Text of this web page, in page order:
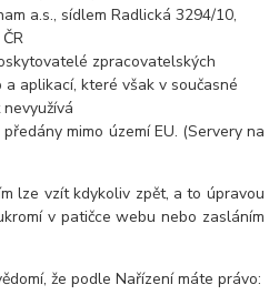
a.s., sídlem Radlická 3294/10,
zpracovatelských
aplikací, které však v současné
mimo území EU. (Servery na
lze vzít kdykoliv zpět, a to úpravou
v patičce webu nebo zasláním
že podle Nařízení máte právo: